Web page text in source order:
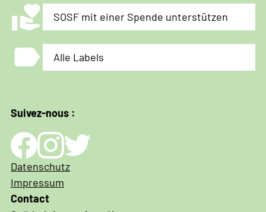
volunteer_activism SOSF mit einer Spende unterstützen
label Alle Labels
Suivez-nous :
Impressum
und
Datenschutz
Datenschutz
Impressum
Contact